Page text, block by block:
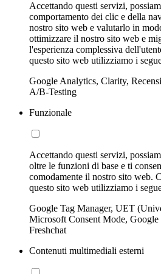
Accettando questi servizi,
comportamento dei clic e della
nostro sito web e valutarlo in
ottimizzare il nostro sito web e
l'esperienza complessiva
questo sito web utilizziamo i
Google Analytics, Clarity,
A/B-Testing
Funzionale
Accettando questi servizi,
oltre le funzioni di base e ti
comodamente il nostro sito web.
questo sito web utilizziamo i
Google Tag Manager, UET
Microsoft Consent Mode,
Freshchat
Contenuti multimediali esterni